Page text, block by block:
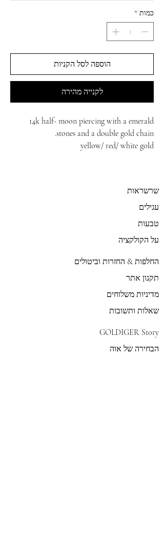
כמות *
הוספה לסל הקניות
לקנייה מהירה
14k half- moon piercing with a emerald
stones and a double gold chain.
yellow/ red/ white gold
שרשראות
עגילים
טבעות
על הקולקציה
החלפות & החזרות וביטולים
תקנון אתר
מדיניות משלוחים
שאלות ותשובות
GOLDIGER Story
הבחירה של אוה